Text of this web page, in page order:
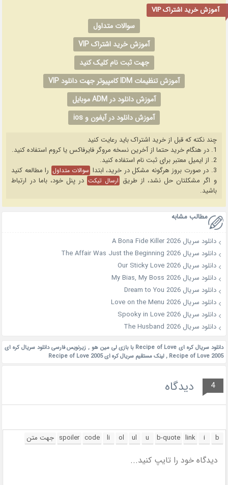
آموزش خرید اشتراک VIP
سوالات متداول
آموزش خرید اشتراک VIP
جهت ثبت نام کلیک کنید
آموزش تنظیمات IDM کامپیوتر جهت دانلود VIP
آموزش دانلود در ADM موبایل
آموزش دانلود در آیفون و ios
چند نکته که قبل از خرید اشتراک باید رعایت کنید
1. در هنگام خرید حتما از آخرین نسخه مروگر فایرفاکس یا کروم استفاده کنید.
2. از ایمیل معتبر برای ثبت نام استفاده کنید.
3. در صورت بروز هرگونه مشکل در خرید، ابتدا
سوالات متداول را مطالعه کنید
و اگر مشکلتان حل نشد، از طریق ارسال تیکت در پنل خود، باما در ارتباط
باشید.
مطالب مشابه
دانلود سریال A Bona Fide Killer 2026
دانلود سریال The Affair Was Just the Beginning 2026
دانلود سریال Our Sticky Love 2026
دانلود سریال My Bias, My Boss 2026
دانلود سریال Dream to You 2026
دانلود سریال Love on the Menu 2026
دانلود سریال Spooky in Love 2026
دانلود سریال The Husband 2026
دانلود سریال کره ای Recipe of Love با بازی لی مین هو , زیرنویس فارسی دانلود سریال کره ای
Recipe of Love 2005
,لینک مستقیم سریال کره ای Recipe of Love 2005
4 دیدگاه